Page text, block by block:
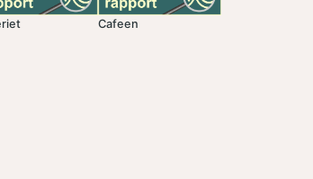
Cafeen